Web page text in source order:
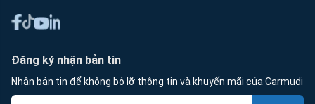
Đăng ký nhận bản tin
Nhận bản tin để không bỏ lỡ thông tin và khuyến mãi của Carmudi